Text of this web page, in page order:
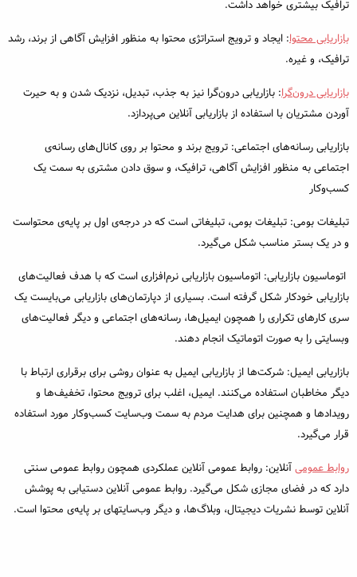
ترافیک بیشتری خواهد داشت.
بازاریابی محتوا: ایجاد و ترویج استراتژی محتوا به منظور افزایش آگاهی از برند، رشد
ترافیک، و غیره.
بازاریابی درون‌گرا: بازاریابی درون‌گرا نیز به جذب، تبدیل، نزدیک شدن و به حیرت‌
آوردن مشتریان با استفاده از بازاریابی آنلاین می‌پردازد.
بازاریابی رسانه‌های اجتماعی: ترویج برند و محتوا بر روی کانال‌های رسانه‌ی
اجتماعی به منظور افزایش آگاهی، ترافیک، و سوق دادن مشتری به سمت یک
کسب‌وکار
تبلیغات بومی: تبلیغات بومی، تبلیغاتی است که در درجه‌ی اول بر پایه‌ی محتواست
و در یک بستر مناسب شکل می‌گیرد.
اتوماسیون بازاریابی: اتوماسیون بازاریابی نرم‌افزاری است که با هدف فعالیت‌های
بازاریابی خودکار شکل گرفته است. بسیاری از دپارتمان‌های بازاریابی می‌بایست یک
سری کارهای تکراری را همچون ایمیل‌ها، رسانه‌های اجتماعی و دیگر فعالیت‌های
وبسایتی را به صورت اتوماتیک انجام دهند.
بازاریابی ایمیل: شرکت‌ها از بازاریابی ایمیل به عنوان روشی برای برقراری ارتباط با
دیگر مخاطبان استفاده می‌کنند. ایمیل، اغلب برای ترویج محتوا، تخفیف‌ها و
رویداد‌ها و همچنین برای هدایت مردم به سمت وب‌سایت کسب‌وکار مورد استفاده
قرار می‌گیرد.
روابط عمومیآنلاین‌: روابط عمومی آنلاین عملکردی همچون روابط عمومی سنتی
دارد که در فضای مجازی شکل می‌گیرد. روابط عمومی آنلاین دستیابی به پوشش
آنلاین توسط نشریات دیجیتال، وبلاگ‌ها، و دیگر وب‌سایتهای بر پایه‌ی محتوا است.